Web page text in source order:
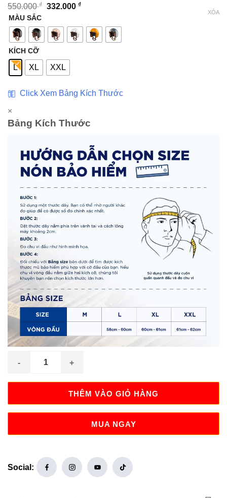
550.000₫ 332.000 ₫
MÀU SẮC
KÍCH CỠ
L XL XXL
XÓA
Click Xem Bảng Kích Thước
×
Bảng Kích Thước
THÊM VÀO GIỎ HÀNG
MUA NGAY
Social: